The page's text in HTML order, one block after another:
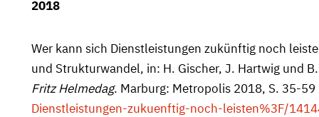
2018
Wer kann sich Dienstleistungen zukünftig noch
und Strukturwandel, in: H. Gischer, J. Hartwig und
Fritz Helmedag. Marburg: Metropolis 2018, S. 35-
Dienstleistungen-zukuenftig-noch-leisten%3F/